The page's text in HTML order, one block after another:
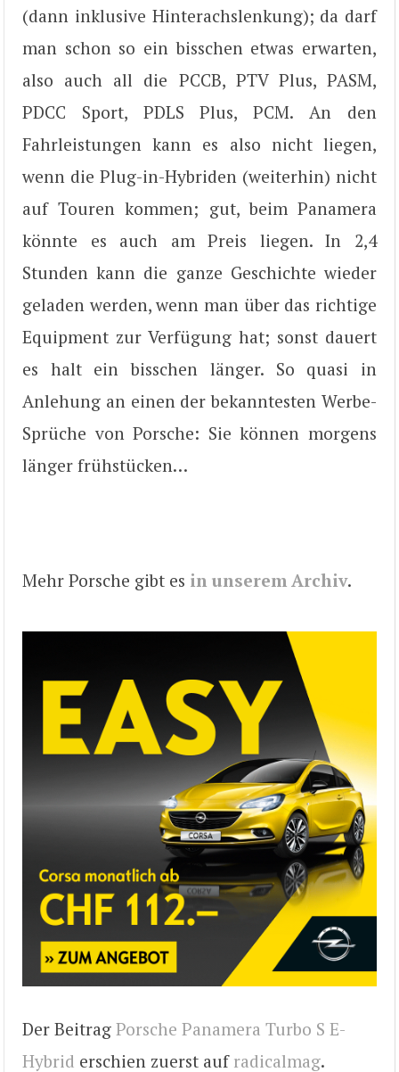
(dann inklusive Hinterachslenkung); da darf
man schon so ein bisschen etwas erwarten,
also auch all die PCCB, PTV Plus, PASM,
PDCC Sport, PDLS Plus, PCM. An den
Fahrleistungen kann es also nicht liegen,
wenn die Plug-in-Hybriden (weiterhin) nicht
auf Touren kommen; gut, beim Panamera
könnte es auch am Preis liegen. In 2,4
Stunden kann die ganze Geschichte wieder
geladen werden, wenn man über das richtige
Equipment zur Verfügung hat; sonst dauert
es halt ein bisschen länger. So quasi in
Anlehung an einen der bekanntesten Werbe-
Sprüche von Porsche: Sie können morgens
länger frühstücken…
Mehr Porsche gibt es in unserem Archiv.
Der Beitrag Porsche Panamera Turbo S E-
Hybrid erschien zuerst auf radicalmag.